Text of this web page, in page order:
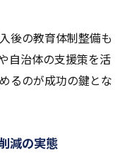
後の教育体制整備も
自治体の支援策を活
るのが成功の鍵とな
減の実態